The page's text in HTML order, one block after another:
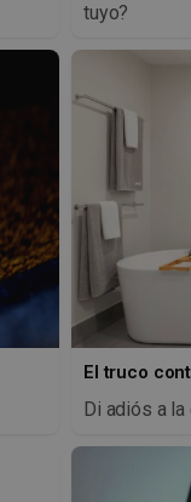
tuyo?
El truco
Di adiós a